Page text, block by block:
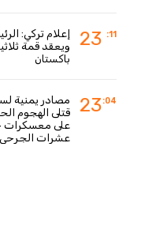
23 :11
إعلام تركي:
ويعقد قمة
باكستان
23:04
مصادر يمنية
قتلى الهجوم
عشرات الجرحى